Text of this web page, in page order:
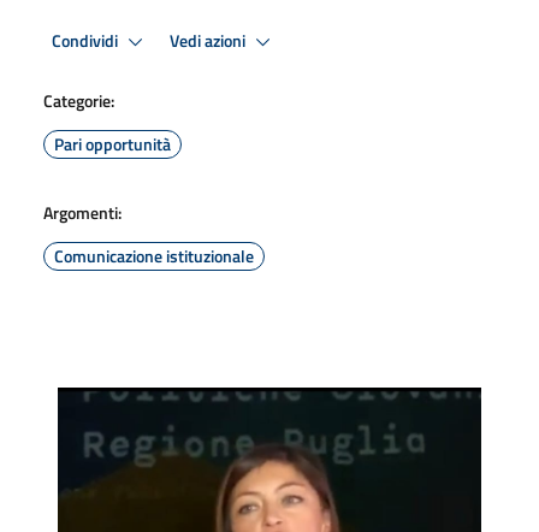
Condividi Vedi azioni
Categorie:
Pari opportunità
Argomenti:
Comunicazione istituzionale